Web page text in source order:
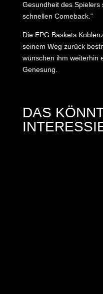
Gesundheit des
schnellen Comeback.“
Die EPG Baskets
seinem Weg zurück
wünschen ihm weiterhin
Genesung.
DAS